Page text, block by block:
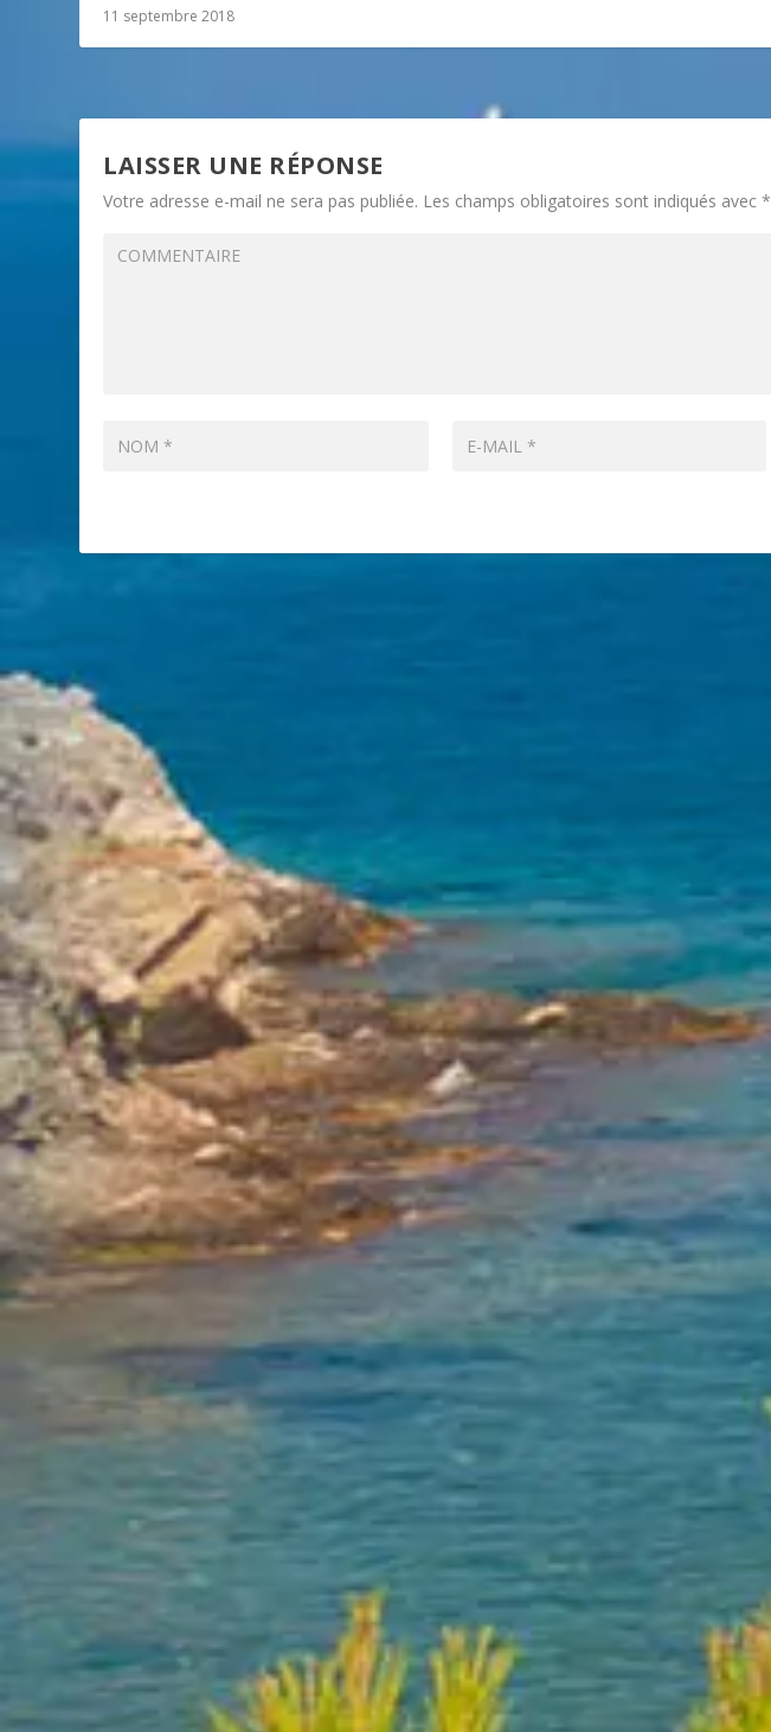
11 septembre 2018
LAISSER UNE RÉPONSE
Votre adresse e-mail ne sera pas publiée. Les champs obligatoires sont indiqués avec*